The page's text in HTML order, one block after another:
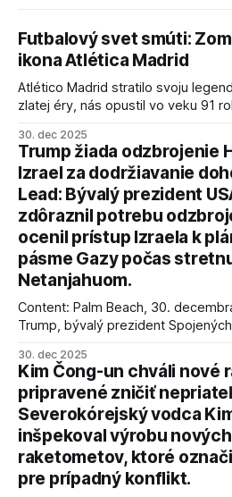
Futbalový svet smúti:
ikona Atlética Madrid
Atlético Madrid stratilo svoju
zlatej éry, nás opustil vo veku 91
30. dec 2025
Trump žiada odzbrojenie
Izrael za dodržiavanie
Lead: Bývalý prezident
zdôraznil potrebu
ocenil prístup Izraela k
pásme Gazy počas
Netanjahuom.
Content: Palm Beach, 30.
Trump, bývalý prezident
kľúčové pre úspešné dosiahnutie
AFP informuje, že Trump vyjadril
podmienky dohody o prí
30. dec 2025
Kim Čong-un chváli nové
pripravené zničiť
Severokórejský vodca
inšpekoval výrobu
raketometov, ktoré
pre prípadný konflikt.